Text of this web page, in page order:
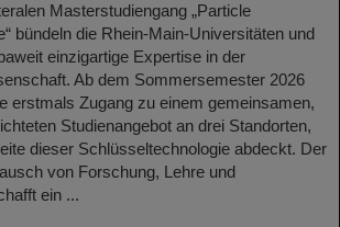
Masterstudiengang „Particle
bündeln die Rhein-Main-Universitäten und
einzigartige Expertise in der
Ab dem Sommersemester 2026
erstmals Zugang zu einem gemeinsamen,
Studienangebot an drei Standorten,
dieser Schlüsseltechnologie abdeckt. Der
von Forschung, Lehre und
ein ...